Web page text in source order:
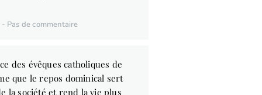
Pas de commentaire
des évêques catholiques de
que le repos dominical sert
la société et rend la vie plus